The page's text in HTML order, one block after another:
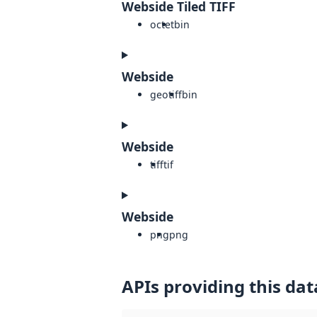
Webside Tiled TIFF
octetbin
Webside
geotiffbin
Webside
tifftif
Webside
pngpng
APIs providing this